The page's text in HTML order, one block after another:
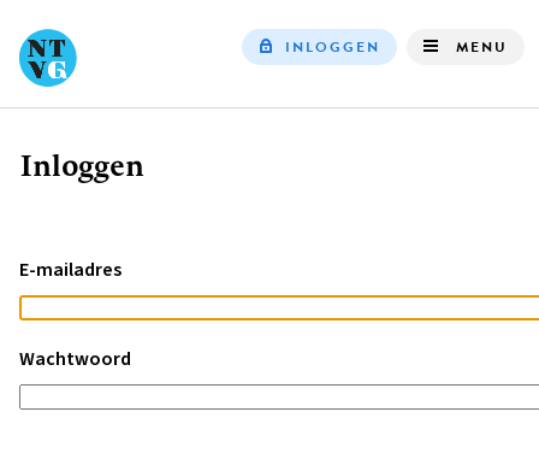
INLOGGEN MENU
Kruimelpad
Inloggen
E-mailadres
Wachtwoord